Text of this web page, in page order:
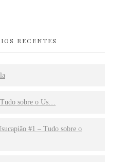
RECENTES
sobre o Us…
#1 – Tudo sobre o